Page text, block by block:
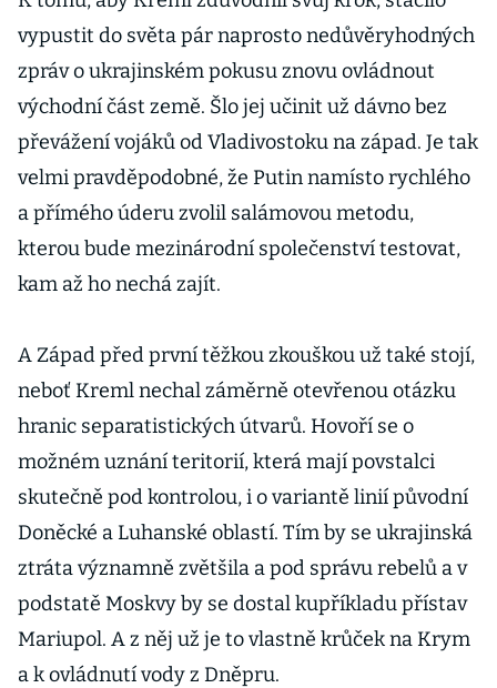
vypustit do světa pár naprosto nedůvěryhodných
zpráv o ukrajinském pokusu znovu ovládnout
východní část země. Šlo jej učinit už dávno bez
převážení vojáků od Vladivostoku na západ. Je tak
velmi pravděpodobné, že Putin namísto rychlého
a přímého úderu zvolil salámovou metodu,
kterou bude mezinárodní společenství testovat,
kam až ho nechá zajít.
A Západ před první těžkou zkouškou už také stojí,
neboť Kreml nechal záměrně otevřenou otázku
hranic separatistických útvarů. Hovoří se o
možném uznání teritorií, která mají povstalci
skutečně pod kontrolou, i o variantě linií původní
Doněcké a Luhanské oblastí. Tím by se ukrajinská
ztráta významně zvětšila a pod správu rebelů a v
podstatě Moskvy by se dostal kupříkladu přístav
Mariupol. A z něj už je to vlastně krůček na Krym
a k ovládnutí vody z Dněpru.